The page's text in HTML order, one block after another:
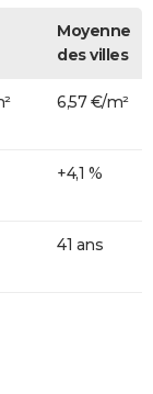
Moyenne
des villes
6,57 €/m²
+4,1 %
41 ans